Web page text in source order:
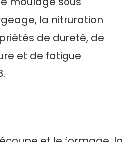
la nitruration
de dureté, de
et de fatigue